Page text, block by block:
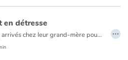
Avec beaucoup de tendresse et de fantaisie, Laure Monloubou nous emmène dans le monde singulier d’Olga. En effet, c’est en filigrane que l’on apprend que la jeune héroïne est plongée dans le monde du silence depuis sa naissance… Laure Monloubou évoque à nouveau la différence, et la force qu’elle renferme
en détresse
Eva et Vadim, arrivés chez leur grand-mère pour les vacances d’été, sont impatients de retrouver leur cabane haut perchée. Enfouie dans les arbres, cette cabane c’est leur quartier général depuis laquelle ils observent la forêt qui les entoure. Mais cette année, à peine arrivés dans leur QG, ils découvrent d’énormes trous qui ont transformé la forêt en gruyère ! En allant y regarder de plus près, Eva et Vadim découvrent des empreintes qui les mènent à un bulldozer et un camion. Il est temps de prévenir Ignace, le garde forestier. Tous les trois vont mener l’enquête pour découvrir un abattage illégal d’arbres... …